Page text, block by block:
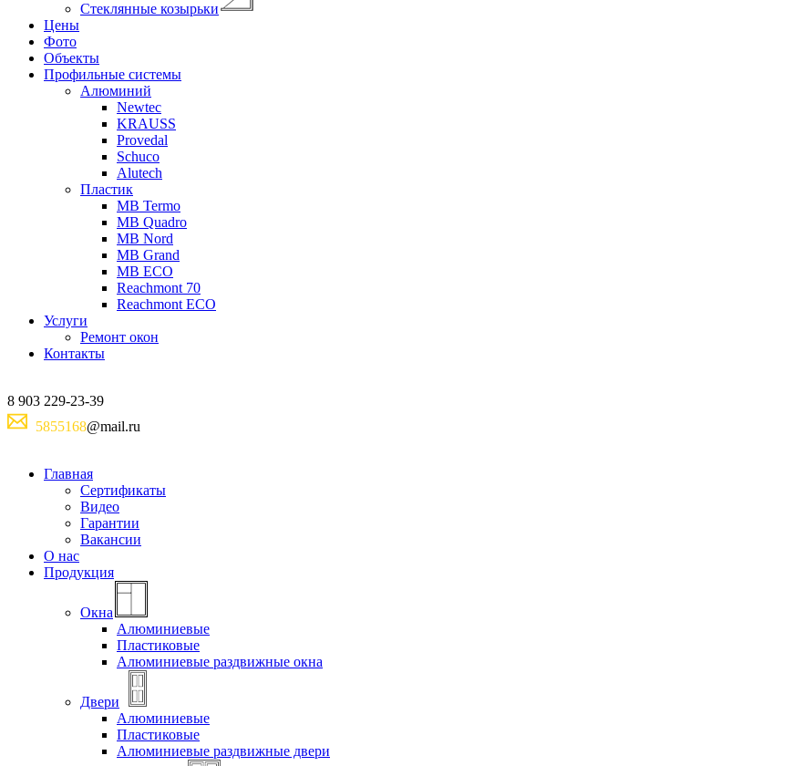
Стеклянные козырьки
Цены
Фото
Объекты
Профильные системы
Алюминий
Newtec
KRAUSS
Provedal
Schuco
Аlutech
Пластик
MB Termo
MB Quadro
MB Nord
MB Grand
MB ECO
Reachmont 70
Reachmont ECO
Услуги
Ремонт окон
Контакты
8 903 229-23-39
5855168@mail.ru
Главная
Сертификаты
Видео
Гарантии
Вакансии
О нас
Продукция
Окна
Алюминиевые
Пластиковые
Алюминиевые раздвижные окна
Двери
Алюминиевые
Пластиковые
Алюминиевые раздвижные двери